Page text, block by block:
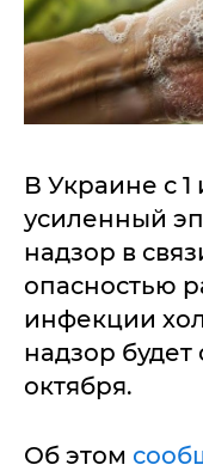
В Украине с
усиленный
надзор в
опасностью
инфекции
надзор будет
октября.
Об этом